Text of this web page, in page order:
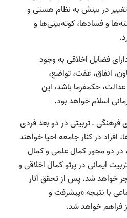
در بينش به نظام هستى و
و فسادها، كوته‌بينى‌ها و
فضايل اخلاقى به وجود
انفاق، عفت، تواضع،
حكمفرما باشد، اين
اسلام خواهد بود.
فرهنگى ـ تربيتى در دو بعد فردى
افراد در كنار جامعه احيا خواهند
در دو محور كمال علمى و كمال
ايمانى در پرتو كمال اخلاقى و
خواهد شد. پس از تحقق آثار
با نتیجه «پيشرفت و
فراهم خواهد شد.